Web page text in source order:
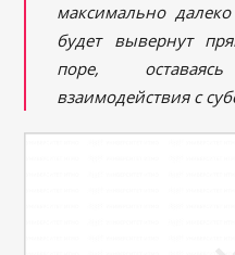
максимально
будет вывернут
поре,
взаимодействия с